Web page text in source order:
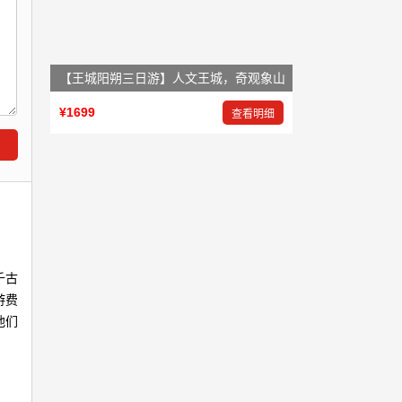
古
费
们
【王城阳朔三日游】人文王城，奇观象山
查看明细
¥1699